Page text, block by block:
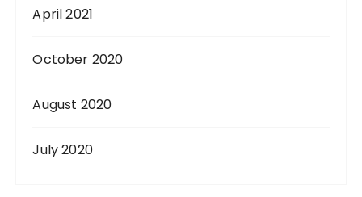
April 2021
October 2020
August 2020
July 2020